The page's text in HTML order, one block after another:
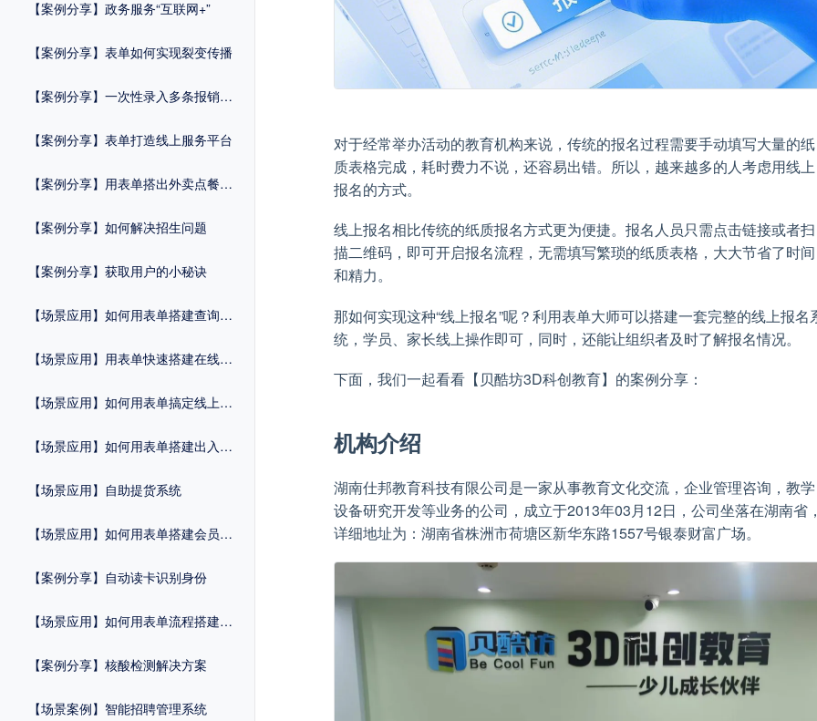
【案例分享】政务服务“互联网+”
【案例分享】表单如何实现裂变传播
【案例分享】一次性录入多条报销记录
【案例分享】表单打造线上服务平台
【案例分享】用表单搭出外卖点餐系统
【案例分享】如何解决招生问题
【案例分享】获取用户的小秘诀
【场景应用】如何用表单搭建查询系统
【场景应用】用表单快速搭建在线商城
【场景应用】如何用表单搞定线上预约
【场景应用】如何用表单搭建出入管理系统
【场景应用】自助提货系统
【场景应用】如何用表单搭建会员管理系统？
【案例分享】自动读卡识别身份
【场景应用】如何用表单流程搭建维修申报系统？
【案例分享】核酸检测解决方案
【场景案例】智能招聘管理系统
对于经常举办活动的教育机构来说，传统的报名过程需要手动填写大量的纸
质表格完成，耗时费力不说，还容易出错。所以，越来越多的人考虑用线上
报名的方式。
线上报名相比传统的纸质报名方式更为便捷。报名人员只需点击链接或者扫
描二维码，即可开启报名流程，无需填写繁琐的纸质表格，大大节省了时间
和精力。
那如何实现这种“线上报名”呢？利用表单大师可以搭建一套完整的线上报名
统，学员、家长线上操作即可，同时，还能让组织者及时了解报名情况。
下面，我们一起看看【贝酷坊3D科创教育】的案例分享：
机构介绍
湖南仕邦教育科技有限公司是一家从事教育文化交流，企业管理咨询，教学
设备研究开发等业务的公司，成立于2013年03月12日，公司坐落在湖南省
详细地址为：湖南省株洲市荷塘区新华东路1557号银泰财富广场。